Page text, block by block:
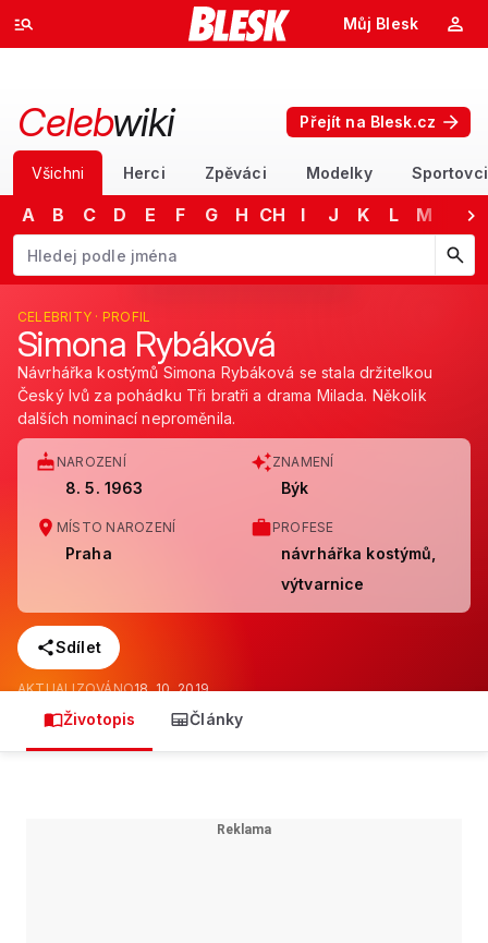
Můj Blesk
Celebwiki Přejít na Blesk.cz
Všichni Herci Zpěváci Modelky Sportovci
A B C D E F G H CH I J K L M
Začněte psát jméno. Šipkami dolů a nahoru procházejte návrhy,
CELEBRITY · PROFIL
Simona Rybáková
Návrhářka kostýmů Simona Rybáková se stala držitelkou
Český lvů za pohádku Tři bratři a drama Milada. Několik
dalších nominací neproměnila.
NAROZENÍ
8. 5. 1963
ZNAMENÍ
Býk
MÍSTO NAROZENÍ
Praha
PROFESE
návrhářka kostýmů,
výtvarnice
Sdílet
AKTUALIZOVÁNO18. 10. 2019
Životopis Články